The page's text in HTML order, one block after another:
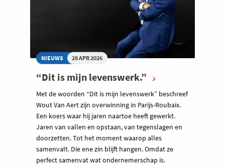
NIEUWS 28 APR 2026
“Dit is mijn levenswerk.”
Met de woorden “Dit is mijn levenswerk” beschreef
Wout Van Aert zijn overwinning in Parijs-Roubaix.
Een koers waar hij jaren naartoe heeft gewerkt.
Jaren van vallen en opstaan, van tegenslagen en
doorzetten. Tot het moment waarop alles
samenvalt. Die ene zin blijft hangen. Omdat ze
perfect samenvat wat ondernemerschap is.